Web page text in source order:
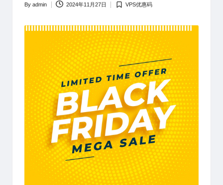
Posted
By admin 2024年11月27日
Posted
VPS优惠码